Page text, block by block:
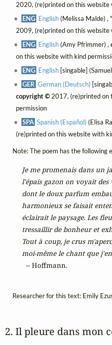
2020, (re)printed on this website
ENG English(Melissa Malde) ,
2009, (re)printed on this website
ENG English(Amy Pfrimmer) ,
on this website with kind
ENG English [singable]
GER German (Deutsch)
copyright ©2017, (re)printed on
permission
SPA Spanish (Español) (Elisa
(re)printed on this website with
Note: The poem has the following
Je me promenais dans un
l'épais gazon on voyait des
dont le doux parfum
harmonieux se faisait
éclairait le paysage. Les
tressaillir de bonheur et
Tout à coup, je crus
moi-même le chant que
  -- Hoffmann.
Researcher for this text: Emily
2. Il pleure dans mon